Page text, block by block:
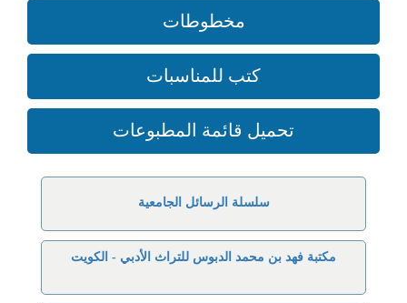
مخطوطات
كتب للمناسبات
تحميل قائمة المطبوعات
سلسلة الرسائل الجامعية
مكتبة فهد بن محمد الدبوس للتراث الأدبي - الكويت